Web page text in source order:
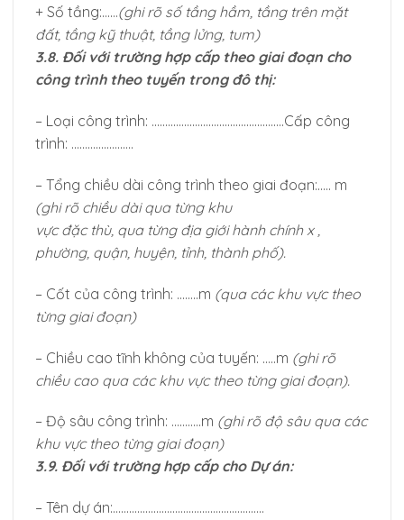
+ Số tầng:……(ghi rõ số tầng hầm, tầng trên mặt
đất, tầng kỹ thuật, tầng lửng, tum)
3.8. Đối với trường hợp cấp theo giai đoạn cho
công trình theo tuyến trong đô thị:
– Loại công trình: ………………………………………….Cấp công
trình: …………………..
– Tổng chiều dài công trình theo giai đoạn:….. m
(ghi rõ chiều dài qua từng khu
vực đặc thù, qua từng địa giới hành chính x ,
phường, quận, huyện, tỉnh, thành phố).
– Cốt của công trình: ……..m (qua các khu vực theo
từng giai đoạn)
– Chiều cao tĩnh không của tuyến: …..m (ghi rõ
chiều cao qua các khu vực theo từng giai đoạn).
– Độ sâu công trình: ………..m (ghi rõ độ sâu qua các
khu vực theo từng giai đoạn)
3.9. Đối với trường hợp cấp cho Dự án:
– Tên dự án:………………………………………………..